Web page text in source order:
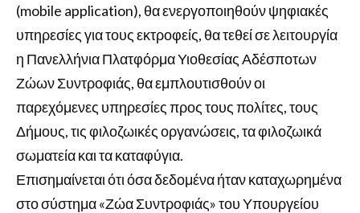
(mobile application), θα ενεργοποιηθούν ψηφιακές
υπηρεσίες για τους εκτροφείς, θα τεθεί σε λειτουργία
η Πανελλήνια Πλατφόρμα Υιοθεσίας Αδέσποτων
Ζώων Συντροφιάς, θα εμπλουτισθούν οι
παρεχόμενες υπηρεσίες προς τους πολίτες, τους
Δήμους, τις φιλοζωικές οργανώσεις, τα φιλοζωικά
σωματεία και τα καταφύγια.
Επισημαίνεται ότι όσα δεδομένα ήταν καταχωρημένα
στο σύστημα «Ζώα Συντροφιάς» του Υπουργείου